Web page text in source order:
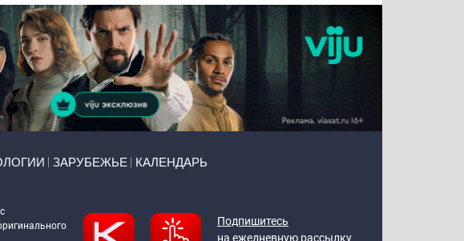
ЗАРУБЕЖЬЕ КАЛЕНДАРЬ
Подпишитесь
на ежедневную рассылку